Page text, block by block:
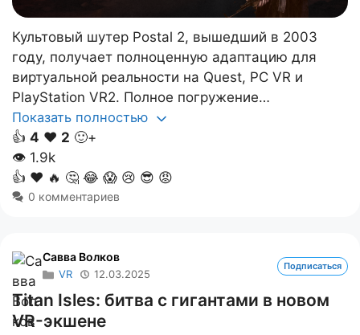
Культовый шутер Postal 2, вышедший в 2003
году, получает полноценную адаптацию для
виртуальной реальности на Quest, PC VR и
PlayStation VR2. Полное погружение…
Показать полностью
👍 4 ❤️ 2 🙂+
👁 1.9k
👍 ❤️ 🔥 🤔 😂 😱 😢 😎 😡
0 комментариев
Савва Волков
VR 12.03.2025
Подписаться
Titan Isles: битва с гигантами в новом
VR-экшене